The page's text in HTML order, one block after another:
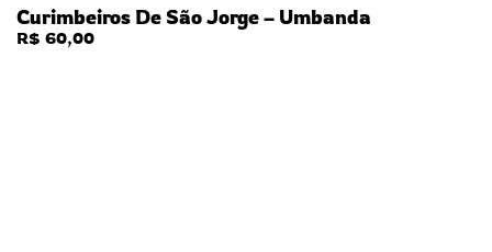
Curimbeiros De São Jorge – Umbanda
R$ 60,00